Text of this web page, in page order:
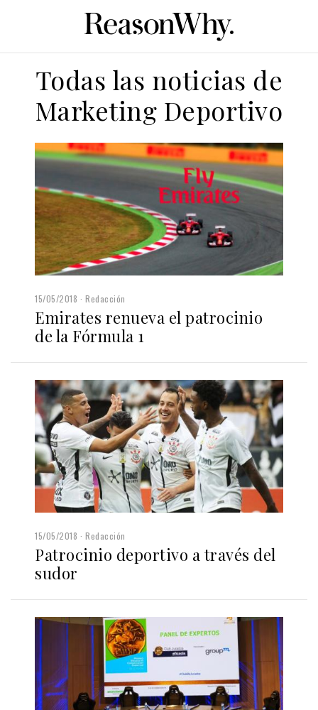
Todas las noticias de
Marketing Deportivo
15/05/2018 Redacción
Emirates renueva el patrocinio
de la Fórmula 1
15/05/2018 Redacción
Patrocinio deportivo a través del
sudor